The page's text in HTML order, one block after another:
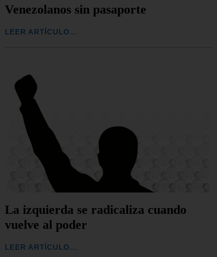
Venezolanos sin pasaporte
LEER ARTÍCULO...
La izquierda se radicaliza cuando
vuelve al poder
LEER ARTÍCULO...